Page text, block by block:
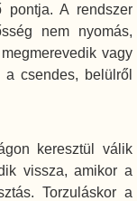
pontja. A rendszer
nem nyomás,
vagy
csendes, belülről
keresztül válik
vissza, amikor a
Torzuláskor a